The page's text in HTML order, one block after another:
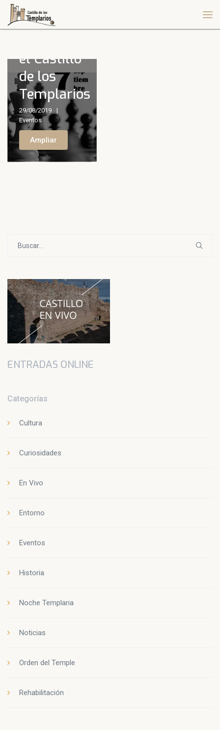
Torneo de
el Castillo
de los
Templarios
29/08/2019
Eventos
Ampliar
ENTRADAS ONLINE
Categorías
Cultura
Curiosidades
En Vivo
Entorno
Eventos
Historia
Noche Templaria
Noticias
Orden del Temple
Rehabilitación